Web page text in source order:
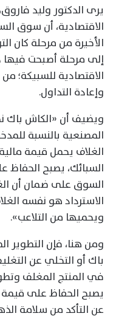
يرى الدكتور وليد
الاقتصادية، أن سوق
الأخيرة من مرحلة كان
إلى مرحلة أصبحت فيها
الاقتصادية للسبيكة؛
وإعادة التداول.
ويضيف أن «الكاش
المصنعية بالنسبة
الغلاف يحمل قيمة
السبائك، يصبح الحفاظ
السوق على ضمان أن
الاسترداد هو نفسه
ويحميها من التلاعب».
ومن هنا، فإن التطوير
باك أو التخلي عن
في المنتج المغلف
يصبح الحفاظ على قيمة
عن التأكد من سلامة